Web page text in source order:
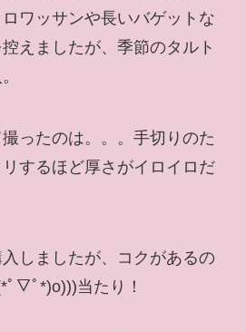
ワッサンや長いバゲットな
えましたが、季節のタルト
ったのは。。。手切りのた
するほど厚さがイロイロだ
しましたが、コクがあるの
ﾟ▽ﾟ*)o)))当たり！